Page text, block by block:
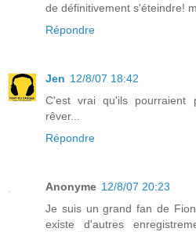
de définitivement s'éteindre!
Répondre
Jen 12/8/07 18:42
C'est vrai qu'ils pourraient
rêver...
Répondre
Anonyme 12/8/07 20:23
Je suis un grand fan de
existe d'autres